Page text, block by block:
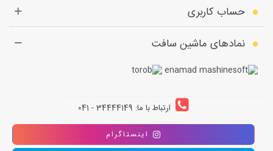
حساب کاربری
نمادهای ماشین سافت
ارتباط با ما: 34444149 - 041
اینستاگرام